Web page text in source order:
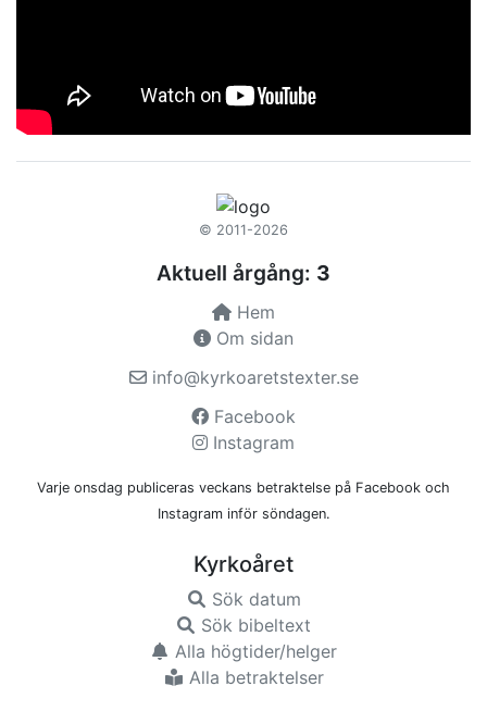
© 2011-2026
Aktuell årgång: 3
Hem
Om sidan
info@kyrkoaretstexter.se
Facebook
Instagram
Varje onsdag publiceras veckans betraktelse på Facebook och
Instagram inför söndagen.
Kyrkoåret
Sök datum
Sök bibeltext
Alla högtider/helger
Alla betraktelser